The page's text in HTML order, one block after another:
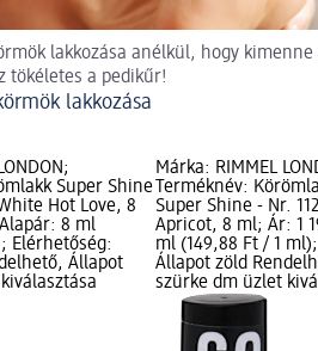
lakkozása anélkül, hogy
tökéletes a pedikűr!
lakkozása
Super Shine
Hot Love, 8
8 ml
Elérhetőség:
Állapot
Márka: RIMMEL
Terméknév:
Super Shine - Nr.
Apricot, 8 ml; Ár: 1
ml (149,88 Ft / 1
Állapot zöld
szürke dm üzlet